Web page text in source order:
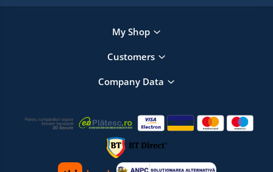
My Shop
Customers
Company Data